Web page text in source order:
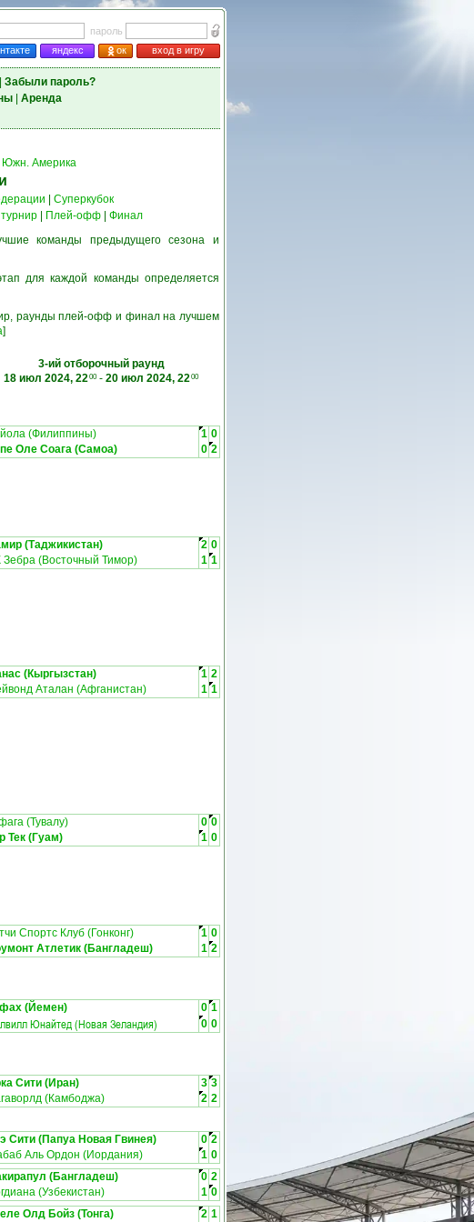
пароль
яндекс ок вход в игру
Забыли пароль?
| Аренда
Южн. Америка
Суперкубок
| Плей-офф| Финал
команды предыдущего сезона и
для каждой команды определяется
раунды плей-офф и финал на лучшем
]
3-ий отборочный раунд
18 июл 2024, 2200- 20 июл 2024, 2200
(Филиппины)
1 0
Оле Соага (Самоа)
0 2
(Таджикистан)
2 0
Зебра (Восточный Тимор)
1 1
(Кыргызстан)
1 2
Аталан (Афганистан)
1 1
(Тувалу)
0 0
Тек (Гуам)
1 0
Спортс Клуб (Гонконг) 1 0
Атлетик (Бангладеш)
1 2
(Йемен) 0 1
Юнайтед (Новая Зеландия) 0 0
Сити (Иран) 3 3
(Камбоджа)
2 2
Сити (Папуа Новая Гвинея) 0 2
Аль Ордон (Иордания)
1 0
(Бангладеш) 0 2
(Узбекистан)
1 0
Олд Бойз (Тонга) 2 1